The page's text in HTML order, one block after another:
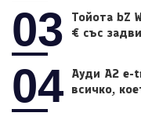
03
Тойота bZ
€ със
04 Ауди A2 e-
всичко,